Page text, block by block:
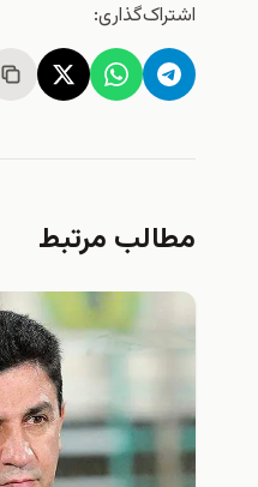
اشتراک‌گذاری:
مطالب مرتبط